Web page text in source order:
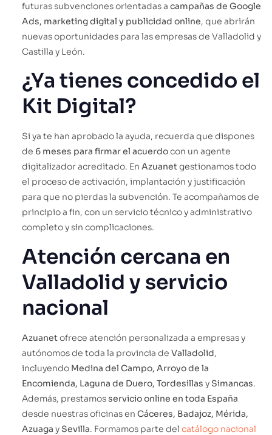
futuras subvenciones orientadas a campañas de Google
Ads, marketing digital y publicidad online, que abrirán
nuevas oportunidades para las empresas de Valladolid y
Castilla y León.
¿Ya tienes concedido el
Kit Digital?
Si ya te han aprobado la ayuda, recuerda que dispones
de 6 meses para firmar el acuerdocon un agente
digitalizador acreditado. En Azuanetgestionamos todo
el proceso de activación, implantación y justificación
para que no pierdas la subvención. Te acompañamos de
principio a fin, con un servicio técnico y administrativo
completo y sin complicaciones.
Atención cercana en
Valladolid y servicio
nacional
Azuanetofrece atención personalizada a empresas y
autónomos de toda la provincia de Valladolid,
incluyendo Medina del Campo, Arroyo de la
Encomienda, Laguna de Duero, Tordesillas ySimancas.
Además, prestamosservicio online en toda España
desde nuestras oficinas en Cáceres, Badajoz, Mérida,
Azuaga ySevilla. Formamos parte del catálogo nacional